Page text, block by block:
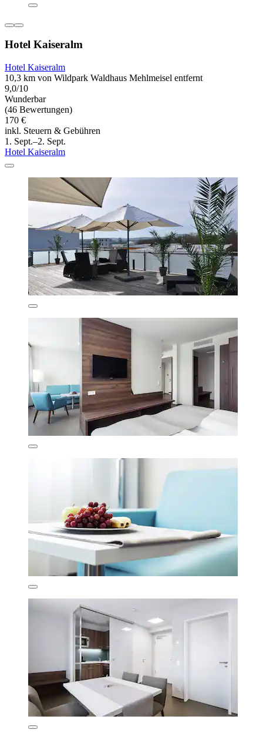
Hotel Kaiseralm
Hotel Kaiseralm
10,3 km von Wildpark Waldhaus Mehlmeisel entfernt
9,0/10
Wunderbar
(46 Bewertungen)
170 €
inkl. Steuern & Gebühren
1. Sept.–2. Sept.
Hotel Kaiseralm